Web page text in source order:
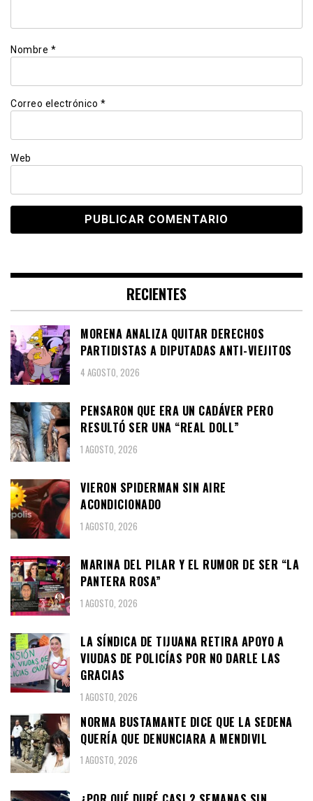
Nombre *
Correo electrónico *
Web
RECIENTES
MORENA ANALIZA QUITAR DERECHOS
PARTIDISTAS A DIPUTADAS ANTI-VIEJITOS
4 AGOSTO, 2026
PENSARON QUE ERA UN CADÁVER PERO
RESULTÓ SER UNA “REAL DOLL”
1 AGOSTO, 2026
VIERON SPIDERMAN SIN AIRE
ACONDICIONADO
1 AGOSTO, 2026
MARINA DEL PILAR Y EL RUMOR DE SER “LA
PANTERA ROSA”
1 AGOSTO, 2026
LA SÍNDICA DE TIJUANA RETIRA APOYO A
VIUDAS DE POLICÍAS POR NO DARLE LAS
GRACIAS
1 AGOSTO, 2026
NORMA BUSTAMANTE DICE QUE LA SEDENA
QUERÍA QUE DENUNCIARA A MENDIVIL
1 AGOSTO, 2026